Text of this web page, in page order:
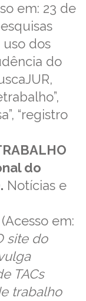
em: 23 de
dos
do
“registro
do
Notícias e
(Acesso em:
site do
TACs
trabalho